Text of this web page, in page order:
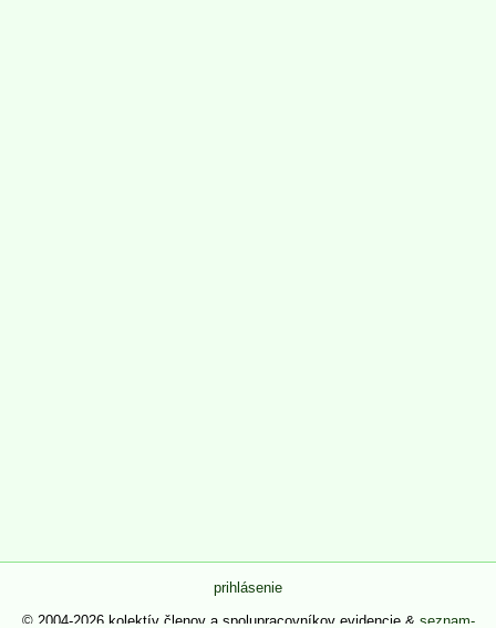
prihlásenie
© 2004-2026 kolektív členov a spolupracovníkov evidencie & seznam-